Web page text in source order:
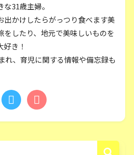
31歳主婦。
出かけしたらがっつり食べます美
をしたり、地元で美味しいものを
き！
れ、育児に関する情報や備忘録も